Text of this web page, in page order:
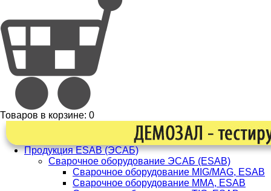
Товаров в корзине: 0
Продукция ESAB (ЭСАБ)
Сварочное оборудование ЭСАБ (ESAB)
Сварочное оборудование MIG/MAG, ESAB
Сварочное оборудование ММА, ESAB